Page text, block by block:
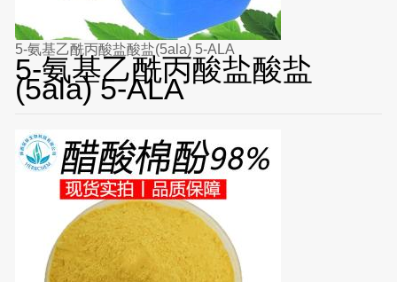
5-氨基乙酰丙酸盐酸盐(5ala) 5-ALA
5-氨基乙酰丙酸盐酸盐
(5ala) 5-ALA